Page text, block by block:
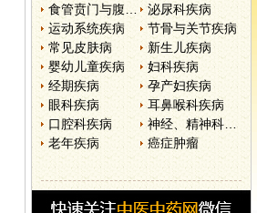
食管贲门与腹部疾病
泌尿科疾病
运动系统疾病
节骨与关节疾病
常见皮肤病
新生儿疾病
婴幼儿童疾病
妇科疾病
经期疾病
孕产妇疾病
眼科疾病
耳鼻喉科疾病
口腔科疾病
神经、精神科疾病
老年疾病
癌症肿瘤